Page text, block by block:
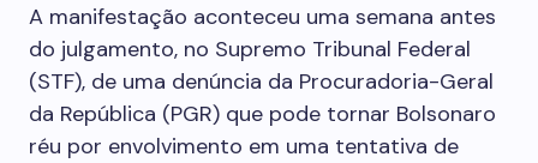
A manifestação aconteceu uma semana antes
do julgamento, no Supremo Tribunal Federal
(STF), de uma denúncia da Procuradoria-Geral
da República (PGR) que pode tornar Bolsonaro
réu por envolvimento em uma tentativa de